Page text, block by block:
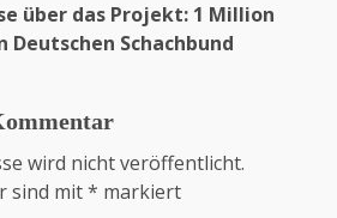
über das Projekt: 1 Million
Schachbund
wird nicht veröffentlicht.
sind mit* markiert